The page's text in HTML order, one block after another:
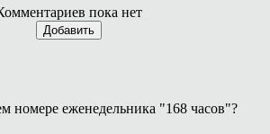
пока нет
Добавить
номере еженедельника "168 часов"?